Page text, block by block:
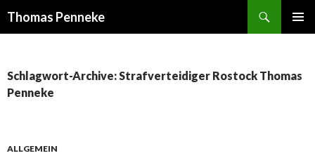
Thomas Penneke
Schlagwort-Archive: Strafverteidiger Rostock Thomas
Penneke
ALLGEMEIN